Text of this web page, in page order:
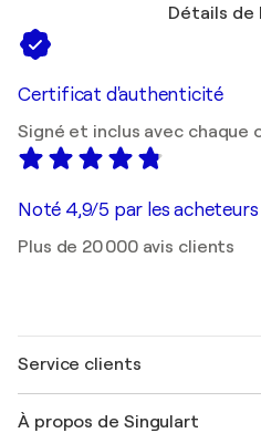
Détails de
Certificat d'authenticité
Signé et inclus avec chaque
Noté 4,9/5 par les
Plus de 20 000 avis clients
Service clients
Expédition
À propos de Singulart